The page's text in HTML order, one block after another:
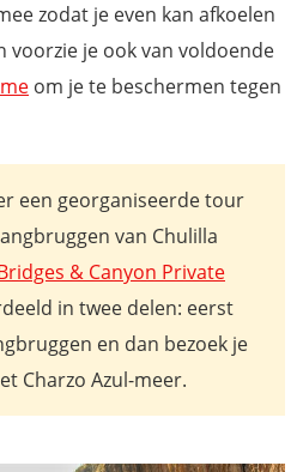
zodat je even kan afkoelen
voorzie je ook van voldoende
om je te beschermen tegen
een georganiseerde tour
van Chulilla
& Canyon Private
in twee delen: eerst
en dan bezoek je
Charzo Azul-meer.